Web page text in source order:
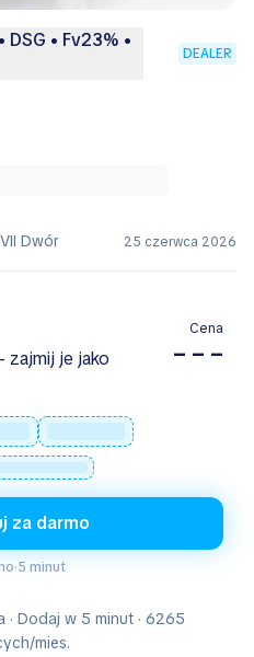
DSG • Fv23% •
DEALER
Dwór
25 czerwca 2026
zajmij je jako
Cena
– – –
za darmo
·5 minut
Dodaj w 5 minut · 6265
mies.